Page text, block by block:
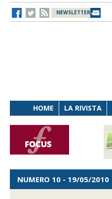
NEWSLETTER
HOME LA RIVISTA
NUMERO 10 - 19/05/2010